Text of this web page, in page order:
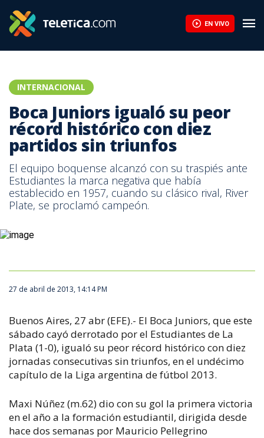
EN VIVO
INTERNACIONAL
Boca Juniors igualó su peor
récord histórico con diez
partidos sin triunfos
El equipo boquense alcanzó con su traspiés ante
Estudiantes la marca negativa que había
establecido en 1957, cuando su clásico rival, River
Plate, se proclamó campeón.
27 de abril de 2013, 14:14 PM
Buenos Aires, 27 abr (EFE).- El Boca Juniors, que este
sábado cayó derrotado por el Estudiantes de La
Plata (1-0), igualó su peor récord histórico con diez
jornadas consecutivas sin triunfos, en el undécimo
capítulo de la Liga argentina de fútbol 2013.
Maxi Núñez (m.62) dio con su gol la primera victoria
en el año a la formación estudiantil, dirigida desde
hace dos semanas por Mauricio Pellegrino